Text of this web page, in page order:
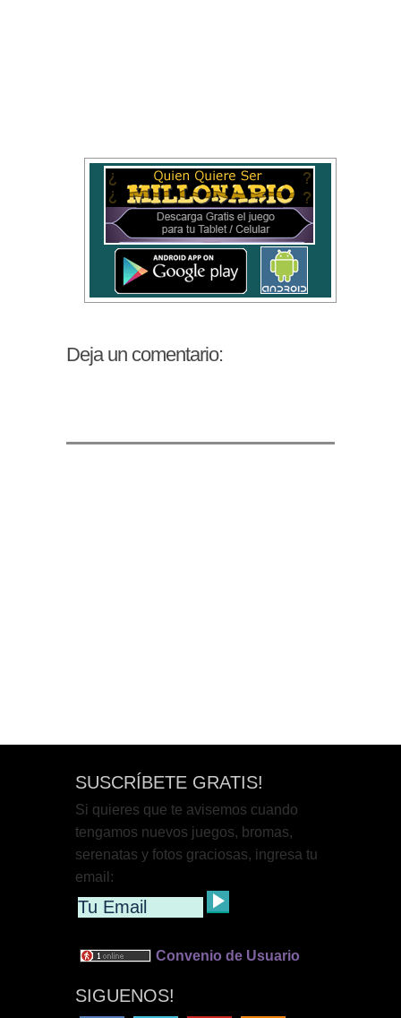
Deja un comentario:
SUSCRÍBETE GRATIS!
Si quieres que te avisemos cuando
tengamos nuevos juegos, bromas,
serenatas y fotos graciosas, ingresa tu
email:
Convenio de Usuario
SIGUENOS!